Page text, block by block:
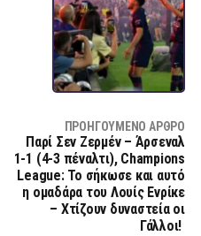
ΠΡΟΗΓΟΎΜΕΝΟ ΆΡΘΡΟ
Παρί Σεν Ζερμέν – Άρσεναλ
1-1 (4-3 πέναλτι), Champions
League: Το σήκωσε και αυτό
η ομαδάρα του Λουίς Ενρίκε
– Χτίζουν δυναστεία οι
Γάλλοι!